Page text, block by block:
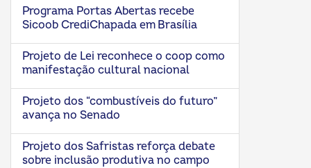
Programa Portas Abertas recebe
Sicoob CrediChapada em Brasília
Projeto de Lei reconhece o coop como
manifestação cultural nacional
Projeto dos “combustíveis do futuro”
avança no Senado
Projeto dos Safristas reforça debate
sobre inclusão produtiva no campo